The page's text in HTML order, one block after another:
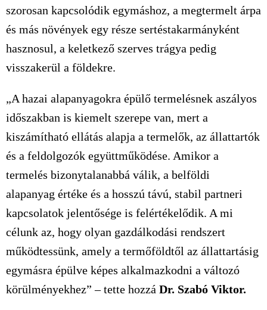
szorosan kapcsolódik egymáshoz, a megtermelt árpa
és más növények egy része sertéstakarmányként
hasznosul, a keletkező szerves trágya pedig
visszakerül a földekre.
„A hazai alapanyagokra épülő termelésnek aszályos
időszakban is kiemelt szerepe van, mert a
kiszámítható ellátás alapja a termelők, az állattartók
és a feldolgozók együttműködése. Amikor a
termelés bizonytalanabbá válik, a belföldi
alapanyag értéke és a hosszú távú, stabil partneri
kapcsolatok jelentősége is felértékelődik. A mi
célunk az, hogy olyan gazdálkodási rendszert
működtessünk, amely a termőföldtől az állattartásig
egymásra épülve képes alkalmazkodni a változó
körülményekhez” – tette hozzá Dr. Szabó Viktor.